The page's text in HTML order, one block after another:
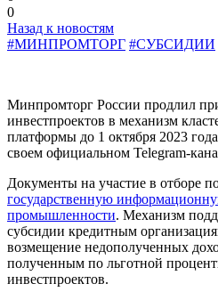
0
Назад к новостям
#МИНПРОМТОРГ #СУБСИДИИ
Минпромторг России продлил
инвестпроектов в механизм
платформы до 1 октября 2023
своем официальном Telegram-
Документы на участие в отборе
государственную
промышленности. Механизм
субсидии кредитным
возмещение недополученных
полученным по льготной
инвестпроектов.